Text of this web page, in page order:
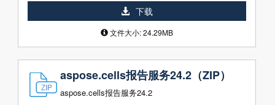
下载
文件大小: 24.29MB
aspose.cells报告服务24.2（ZIP）
aspose.cells报告服务24.2